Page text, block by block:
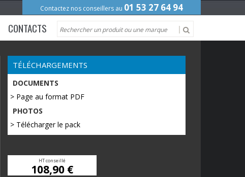
Contactez nos conseillers au 01 53 27 64 94
CONTACTS
TÉLÉCHARGEMENTS
DOCUMENTS
> Page au format PDF
PHOTOS
> Télécharger le pack
HT conseillé
108,90 €